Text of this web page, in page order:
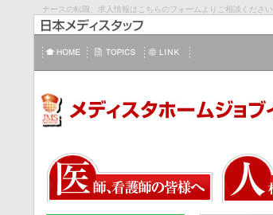
ナースの転職、求人情報はこちらのフォームよりご相談ください